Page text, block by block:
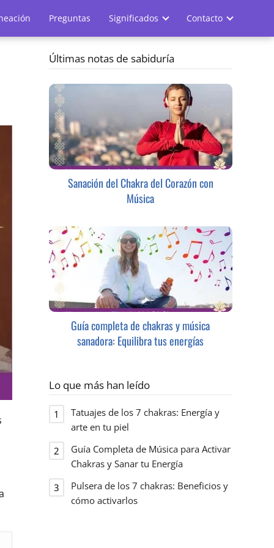
Preguntas Significados Contacto
Últimas notas de sabiduría
Sanación del Chakra del Corazón con
Música
Guía completa de chakras y música
sanadora: Equilibra tus energías
Lo que más han leído
Tatuajes de los 7 chakras: Energía y
arte en tu piel
Guía Completa de Música para Activar
Chakras y Sanar tu Energía
Pulsera de los 7 chakras: Beneficios y
cómo activarlos